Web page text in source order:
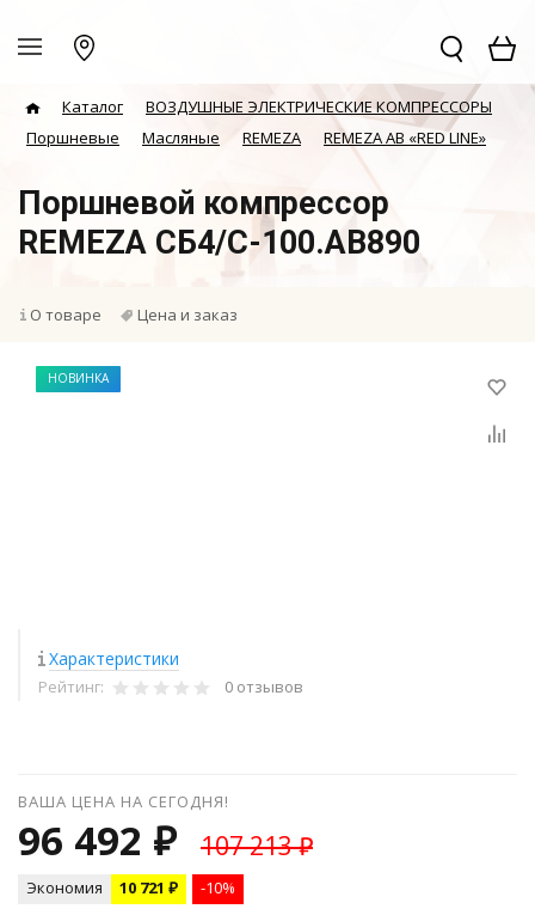
Каталог
ВОЗДУШНЫЕ ЭЛЕКТРИЧЕСКИЕ КОМПРЕССОРЫ
Поршневые
Масляные REMEZA REMEZA AB «RED LINE»
Поршневой компрессор
REMEZA СБ4/С-100.АВ890
О товаре Цена и заказ
НОВИНКА
Характеристики
Рейтинг: 0 отзывов
ВАША ЦЕНА НА СЕГОДНЯ!
96 492 ₽ 107 213 ₽
Экономия 10 721 ₽
-10%